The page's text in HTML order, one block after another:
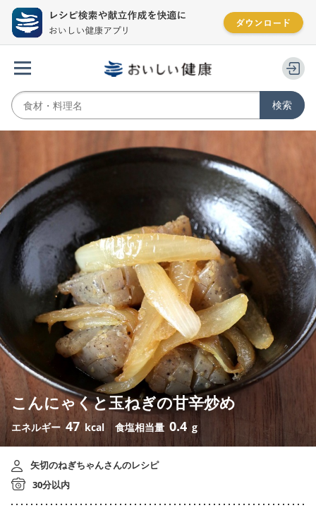
こんにゃくと玉ねぎの甘辛炒め
エネルギー 47 kcal 食塩相当量 0.4 g
矢切のねぎちゃんさんのレシピ
30分以内